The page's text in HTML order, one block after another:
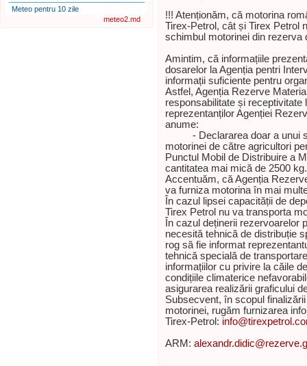
Meteo pentru 10 zile
meteo2.md
!!! Atenționăm, că motorina
Tirex-Petrol, cât și Tirex Petrol
schimbul motorinei din rezerva
Amintim, că informațiile
dosarelor la Agenția pentri
informații suficiente pentru
Astfel, Agenția Rezerve
responsabilitate și
reprezentanților Agenției
anume:
- Declararea doar a unui
motorinei de către agricultori
Punctul Mobil de Distribuire a
cantitatea mai mică de 2500 kg.
Accentuăm, că Agenția
va furniza motorina în mai
În cazul lipsei capacității de
Tirex Petrol nu va transporta
În cazul deținerii rezervoarelor
necesită tehnică de distribuție
rog să fie informat
tehnică specială de
informațiilor cu privire la căile
condițiile climaterice
asigurarea realizării graficului
Subsecvent, în scopul
motorinei, rugăm furnizarea
Tirex-Petrol:
ARM: